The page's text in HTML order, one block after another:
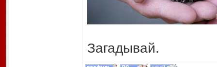
Загадывай.